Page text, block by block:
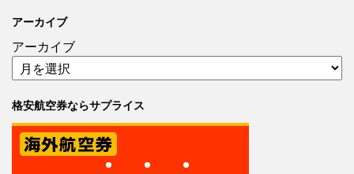
アーカイブ
アーカイブ
格安航空券ならサプライス